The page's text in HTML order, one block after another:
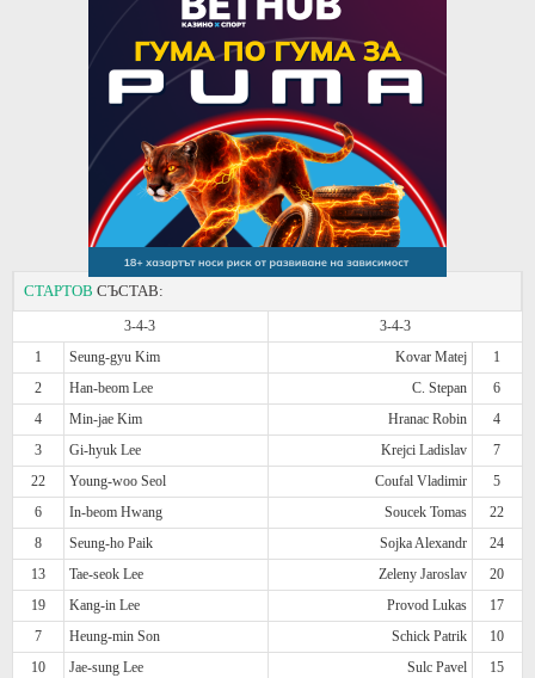
СТАРТОВ СЪСТАВ:
3-4-3
3-4-3
1
Seung-gyu Kim Kovar Matej
1
2
Han-beom Lee C. Stepan
6
4
Min-jae Kim Hranac Robin
4
3
Gi-hyuk Lee Krejci Ladislav
7
22
Young-woo Seol Coufal Vladimir
5
6
In-beom Hwang Soucek Tomas
22
8
Seung-ho Paik Sojka Alexandr
24
13
Tae-seok Lee Zeleny Jaroslav
20
19
Kang-in Lee Provod Lukas
17
7
Heung-min Son Schick Patrik
10
10
Jae-sung Lee Sulc Pavel
15